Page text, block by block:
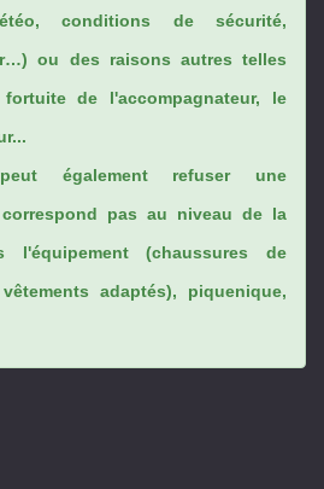
conditions de sécurité,
ou des raisons autres telles
de l'accompagnateur, le
peut également refuser une
pas au niveau de la
l'équipement (chaussures de
adaptés), piquenique,